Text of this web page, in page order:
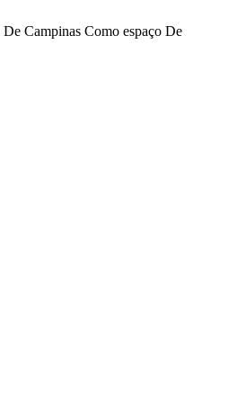
Campinas Como espaço De